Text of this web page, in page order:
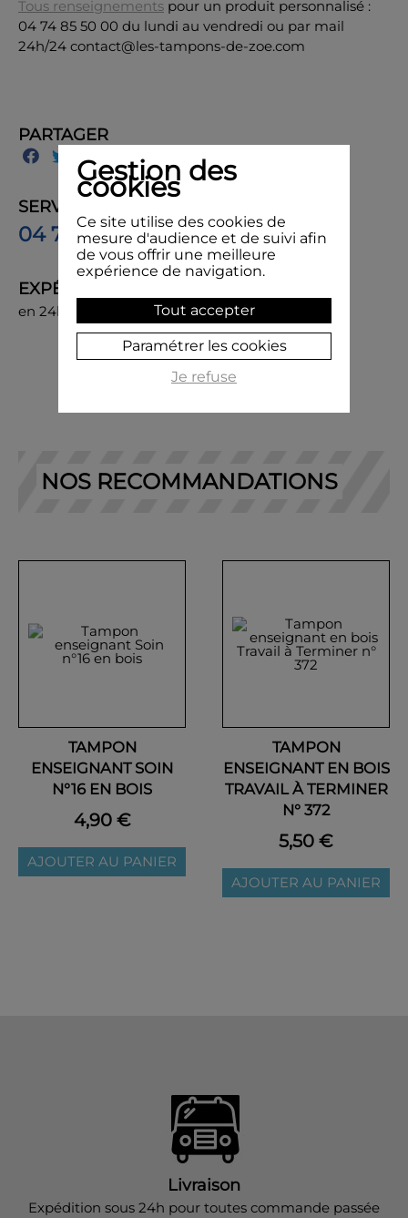
Tous renseignements pour un produit personnalisé :
04 74 85 50 00 du lundi au vendredi ou par mail
24h/24 contact@les-tampons-de-zoe.com
PARTAGER
SERVICE CLIENT
04 74 85 50 00
EXPÉDITION
en 24h, livraison chez vous ou en point de retrait
NOS RECOMMANDATIONS
TAMPON
ENSEIGNANT SOIN
N°16 EN BOIS
4,90 €
AJOUTER AU PANIER
TAMPON
ENSEIGNANT EN BOIS
TRAVAIL À TERMINER
N° 372
5,50 €
AJOUTER AU PANIER
Livraison
Expédition sous 24h pour toutes commande passée
Gestion des
cookies
Ce site utilise des cookies de
mesure d'audience et de suivi afin
de vous offrir une meilleure
expérience de navigation.
Tout accepter
Paramétrer les cookies
Je refuse